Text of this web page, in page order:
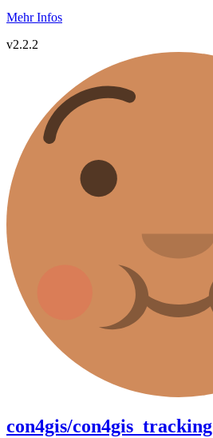
Mehr Infos
v2.2.2
con4gis/con4gis_tracking